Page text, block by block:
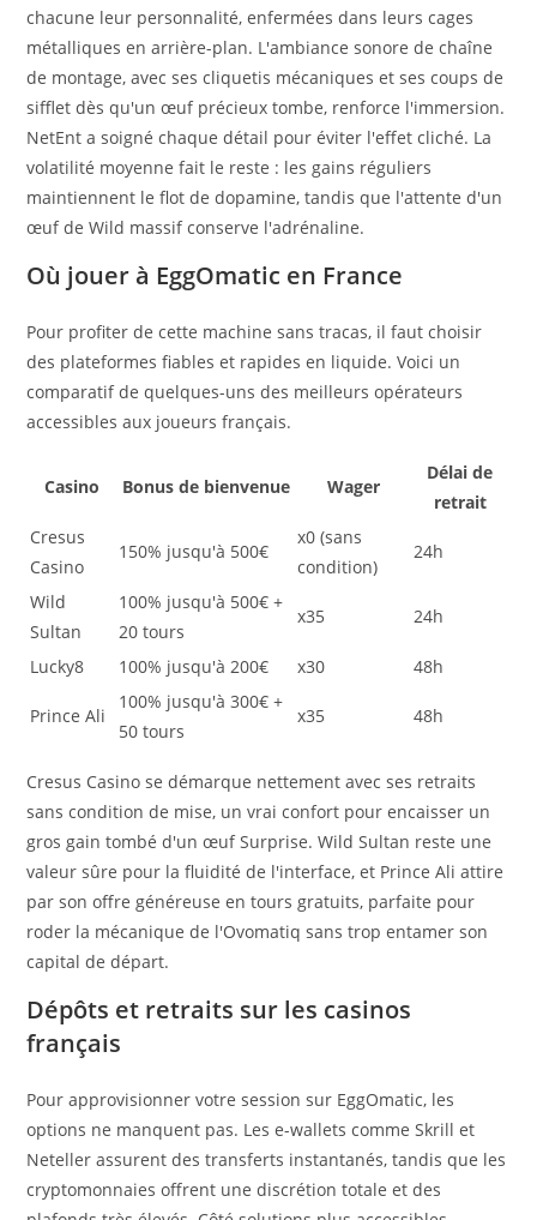
chacune leur personnalité, enfermées dans leurs cages
métalliques en arrière-plan. L'ambiance sonore de chaîne
de montage, avec ses cliquetis mécaniques et ses coups de
sifflet dès qu'un œuf précieux tombe, renforce l'immersion.
NetEnt a soigné chaque détail pour éviter l'effet cliché. La
volatilité moyenne fait le reste : les gains réguliers
maintiennent le flot de dopamine, tandis que l'attente d'un
œuf de Wild massif conserve l'adrénaline.
Où jouer à EggOmatic en France
Pour profiter de cette machine sans tracas, il faut choisir
des plateformes fiables et rapides en liquide. Voici un
comparatif de quelques-uns des meilleurs opérateurs
accessibles aux joueurs français.
Casino Bonus de bienvenue Wager
Délai de
retrait
Cresus
Casino
150% jusqu'à 500€
x0 (sans
condition)
24h
Wild
Sultan
100% jusqu'à 500€ +
20 tours
x35 24h
Lucky8 100% jusqu'à 200€ x30 48h
Prince Ali
100% jusqu'à 300€ +
50 tours
x35 48h
Cresus Casino se démarque nettement avec ses retraits
sans condition de mise, un vrai confort pour encaisser un
gros gain tombé d'un œuf Surprise. Wild Sultan reste une
valeur sûre pour la fluidité de l'interface, et Prince Ali attire
par son offre généreuse en tours gratuits, parfaite pour
roder la mécanique de l'Ovomatiq sans trop entamer son
capital de départ.
Dépôts et retraits sur les casinos
français
Pour approvisionner votre session sur EggOmatic, les
options ne manquent pas. Les e-wallets comme Skrill et
Neteller assurent des transferts instantanés, tandis que les
cryptomonnaies offrent une discrétion totale et des